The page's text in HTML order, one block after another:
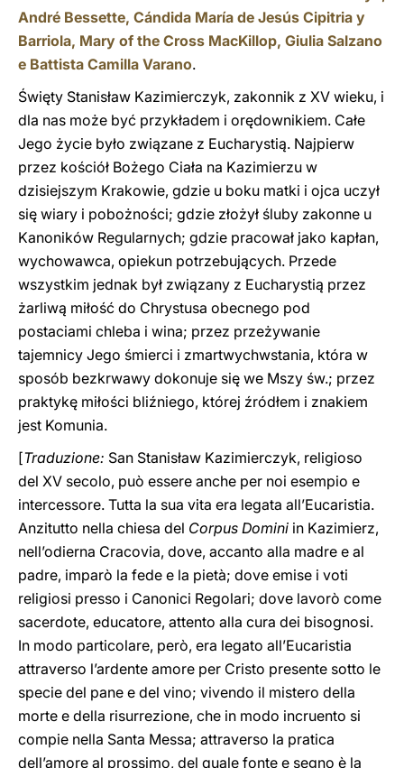
André Bessette, Cándida María de Jesús Cipitria y
Barriola, Mary of the Cross MacKillop, Giulia Salzano
e Battista Camilla Varano.
Święty Stanisław Kazimierczyk, zakonnik z XV wieku, i
dla nas może być przykładem i orędownikiem. Całe
Jego życie było związane z Eucharystią. Najpierw
przez kościół Bożego Ciała na Kazimierzu w
dzisiejszym Krakowie, gdzie u boku matki i ojca uczył
się wiary i pobożności; gdzie złożył śluby zakonne u
Kanoników Regularnych; gdzie pracował jako kapłan,
wychowawca, opiekun potrzebujących. Przede
wszystkim jednak był związany z Eucharystią przez
żarliwą miłość do Chrystusa obecnego pod
postaciami chleba i wina; przez przeżywanie
tajemnicy Jego śmierci i zmartwychwstania, która w
sposób bezkrwawy dokonuje się we Mszy św.; przez
praktykę miłości bliźniego, której źródłem i znakiem
jest Komunia.
[Traduzione: San Stanisław Kazimierczyk, religioso
del XV secolo, può essere anche per noi esempio e
intercessore. Tutta la sua vita era legata all’Eucaristia.
Anzitutto nella chiesa del Corpus Domini in Kazimierz,
nell’odierna Cracovia, dove, accanto alla madre e al
padre, imparò la fede e la pietà; dove emise i voti
religiosi presso i Canonici Regolari; dove lavorò come
sacerdote, educatore, attento alla cura dei bisognosi.
In modo particolare, però, era legato all’Eucaristia
attraverso l’ardente amore per Cristo presente sotto le
specie del pane e del vino; vivendo il mistero della
morte e della risurrezione, che in modo incruento si
compie nella Santa Messa; attraverso la pratica
dell’amore al prossimo, del quale fonte e segno è la